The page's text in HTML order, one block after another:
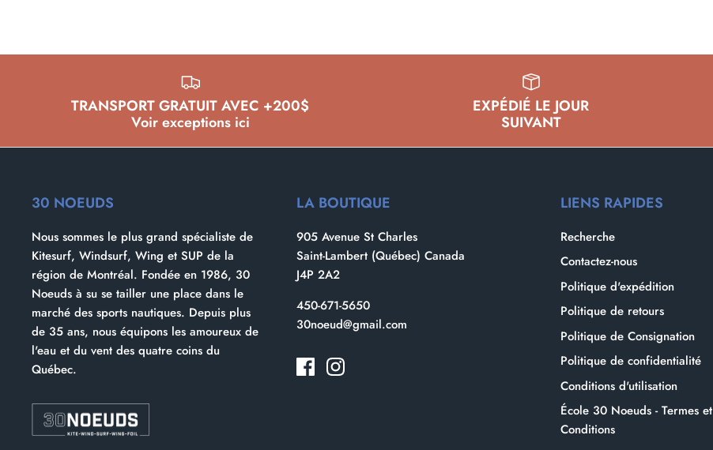
TRANSPORT GRATUIT AVEC +200$
Voir exceptions ici
EXPÉDIÉ LE JOUR
SUIVANT
30 NOEUDS
Nous sommes le plus grand spécialiste de
Kitesurf, Windsurf, Wing et SUP de la
région de Montréal. Fondée en 1986, 30
Noeuds à su se tailler une place dans le
marché des sports nautiques. Depuis plus
de 35 ans, nous équipons les amoureux de
l'eau et du vent des quatre coins du
Québec.
LA BOUTIQUE
905 Avenue St Charles
Saint-Lambert (Québec) Canada
J4P 2A2
450-671-5650
30noeud@gmail.com
LIENS RAPIDES
Recherche
Contactez-nous
Politique d'expédition
Politique de retours
Politique de Consignation
Politique de confidentialité
Conditions d'utilisation
École 30 Noeuds - Termes et
Conditions